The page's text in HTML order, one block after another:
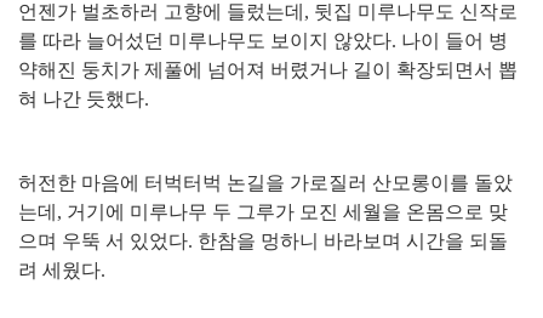
언젠가 벌초하러 고향에 들렀는데 , 뒷집 미루나무도 신작로
를 따라 늘어섰던 미루나무도 보이지 않았다. 나이 들어 병
약해진 둥치가 제풀에 넘어져 버렸거나 길이 확장되면서 뽑
혀 나간 듯했다.
허전한 마음에 터벅터벅 논길을 가로질러 산모롱이를 돌았
는데 , 거기에 미루나무 두 그루가 모진 세월을 온몸으로 맞
으며 우뚝 서 있었다. 한참을 멍하니 바라보며 시간을 되돌
려 세웠다.